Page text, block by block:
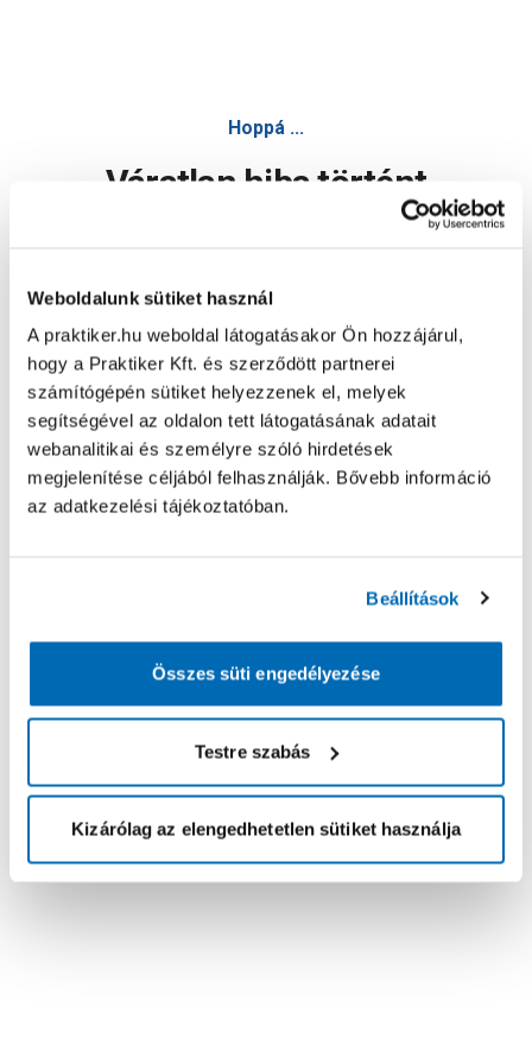
Weboldalunk sütiket használ
A praktiker.hu weboldal látogatásakor Ön hozzájárul,
hogy a Praktiker Kft. és szerződött partnerei
számítógépén sütiket helyezzenek el, melyek
segítségével az oldalon tett látogatásának adatait
webanalitikai és személyre szóló hirdetések
megjelenítése céljából felhasználják. Bővebb információ
az adatkezelési tájékoztatóban.
Beállítások
Összes süti engedélyezése
Testre szabás
Kizárólag az elengedhetetlen sütiket használja
Hoppá ...
Váratlan hiba történt
Oldal újratöltése